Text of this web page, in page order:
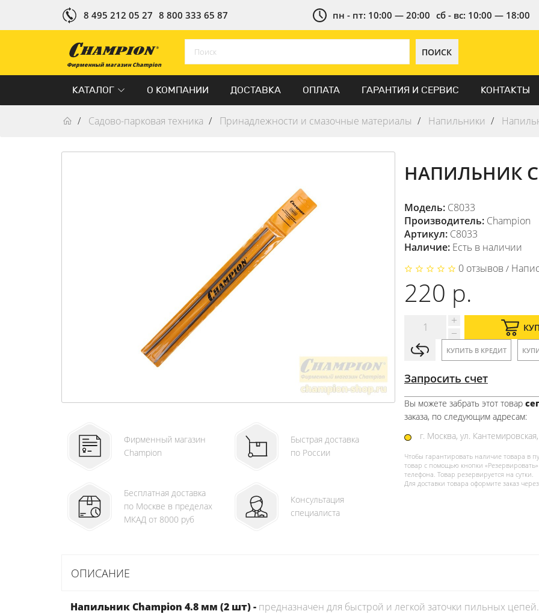
8 495 212 05 27 8 800 333 65 87 пн - пт: 10:00 — 20:00 сб - вс: 10:00 — 18:00
Фирменный магазин Champion
ПОИСК
КАТАЛОГ О КОМПАНИИ ДОСТАВКА ОПЛАТА ГАРАНТИЯ И СЕРВИС КОНТАКТЫ
Садово-парковая техника Принадлежности и смазочные материалы Напильники
Фирменный магазин
Champion
Быстрая доставка
по России
Бесплатная доставка
по Москве в пределах
МКАД от 8000 руб
Консультация
специалиста
НАПИЛЬНИК
Модель: C8033
Производитель: Champion
Артикул: C8033
Наличие: Есть в наличии
0 отзывов /
220 р.
КУПИТЬ В КРЕДИТ
Запросить счет
Вы можете забрать этот товар
заказа, по следующим адресам:
г. Москва, ул.
Чтобы гарантировать наличие товара в
товар с помощью кнопки
телефона. Товар резервируется на сутки.
Для доставки товара оформите заказ
ОПИСАНИЕ
Напильник Champion 4.8 мм (2 шт) - предназначен для быстрой и легкой заточки пильных цепей.